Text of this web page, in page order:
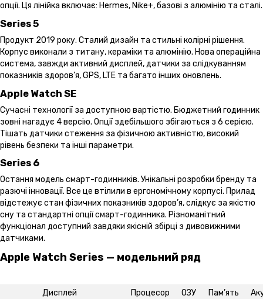
опції. Ця лінійка включає: Hermes, Nike+, базові з алюмінію та сталі.
Series 5
Продукт 2019 року. Сталий дизайн та стильні колірні рішення.
Корпус виконали з титану, кераміки та алюмінію. Нова операційна
система, завжди активний дисплей, датчики за слідкуванням
показників здоров’я, GPS, LTE та багато інших оновлень.
Apple Watch SE
Сучасні технології за доступною вартістю. Бюджетний годинник
зовні нагадує 4 версію. Опції здебільшого збігаються з 6 серією.
Тішать датчики стеження за фізичною активністю, високий
рівень безпеки та інші параметри.
Series 6
Остання модель смарт-годинників. Унікальні розробки бренду та
разючі інновації. Все це втілили в ергономічному корпусі. Прилад
відстежує стан фізичних показників здоров’я, слідкує за якістю
сну та стандартні опції смарт-годинника. Різноманітний
функціонал доступний завдяки якісній збірці з дивовижними
датчиками.
Apple Watch Series — модельний ряд
Дисплей Процесор ОЗУ Пам’ять